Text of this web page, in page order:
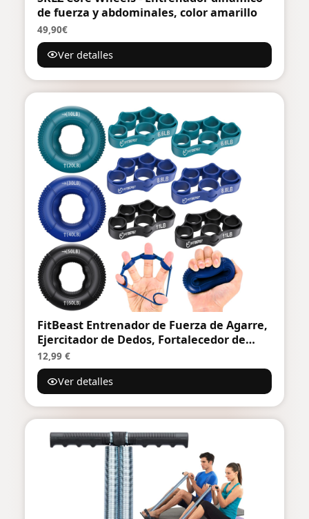
de fuerza y abdominales, color amarillo
49,90€
Ver detalles
FitBeast Entrenador de Fuerza de Agarre,
Ejercitador de Dedos, Fortalecedor de
Antebrazo Kit - 9 Piezas, Fortalecedor de
Agarre de Mano para Fuerza Dirigida,
Alivio & Recuperación
12,99 €
Ver detalles